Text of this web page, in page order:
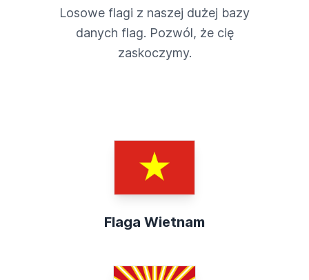
Losowe flagi z naszej dużej bazy
danych flag. Pozwól, że cię
zaskoczymy.
Flaga Wietnam